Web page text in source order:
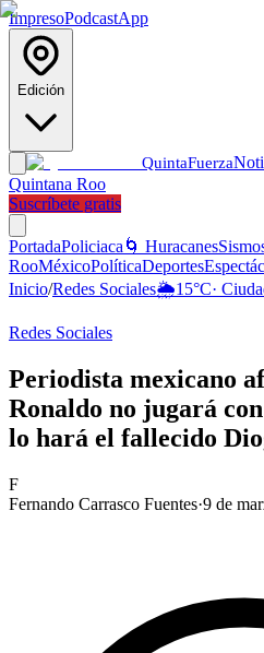
ImpresoPodcastApp
Edición
QuintaFuerza
Quintana Roo
Suscríbete gratis
PortadaPoliciaca 🌀 Huracanes
RooMéxicoPolíticaDeportes
Inicio/Redes Sociales🌦️15°C·
Redes Sociales
Periodista mexicano
Ronaldo no jugará
lo hará el fallecido
F
Fernando Carrasco Fuentes·9 de